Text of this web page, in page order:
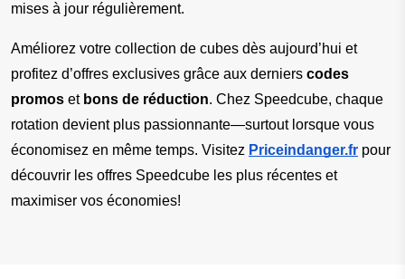
mises à jour régulièrement.
Améliorez votre collection de cubes dès aujourd’hui et
profitez d’offres exclusives grâce aux derniers codes
promos et bons de réduction. Chez Speedcube, chaque
rotation devient plus passionnante—surtout lorsque vous
économisez en même temps. Visitez Priceindanger.fr pour
découvrir les offres Speedcube les plus récentes et
maximiser vos économies!